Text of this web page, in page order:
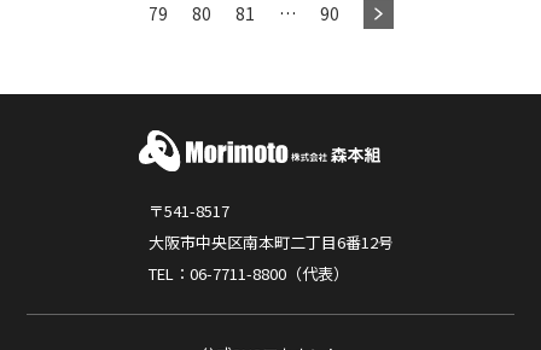
79
80 81 … 90
〒541-8517
大阪市中央区南本町二丁目6番12号
TEL：06-7711-8800（代表）